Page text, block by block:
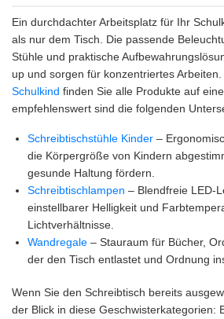
Ein durchdachter Arbeitsplatz für Ihr
als nur dem Tisch. Die passende
Stühle und praktische
up und sorgen für konzentriertes
Schulkind finden Sie alle Produkte auf
empfehlenswert sind die folgenden
Schreibtischstühle Kinder –
die Körpergröße von Kindern
gesunde Haltung fördern.
Schreibtischlampen – Blendfreie LED-
einstellbarer Helligkeit und
Lichtverhältnisse.
Wandregale – Stauraum für Bücher,
der den Tisch entlastet und Ordnung
Wenn Sie den Schreibtisch bereits
der Blick in diese Geschwisterkategorien: